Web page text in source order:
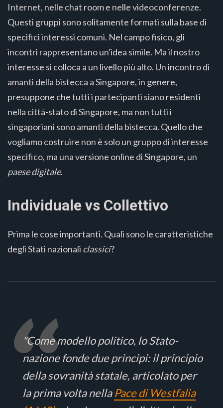
Internet, nelle chat room e nelle videoconferenze.
Questi gruppi sono solitamente formati sulla base di
specifici interessi comuni. Nel campo fisico, gli
incontri rappresentano un'idea simile. Ma il nostro
interesse si colloca a un livello più alto. Un incontro di
amanti della bistecca a Singapore, in genere,
presuppone che tutti i partecipanti siano residenti
nella città-stato di Singapore, ma non tutti i
singaporiani sono amanti della bistecca. Quello che
vogliamo costruire non è solo un gruppo di interesse
specifico, ma una versione online di Singapore, un
paese digitale.
Individuale vs Collettivo
Prima le cose importanti. Quali sono le caratteristiche
degli Stati nazionali classici?
"Come modello politico, lo Stato-
nazione fonde due principi: il principio
della sovranità statale, articolato per
la prima volta nellaPace di Westfalia